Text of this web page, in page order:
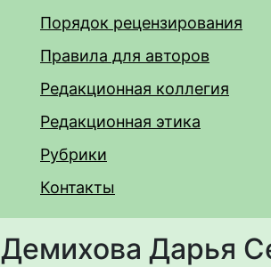
Порядок рецензирования
Правила для авторов
Редакционная коллегия
Редакционная этика
Рубрики
Контакты
Демихова Дарья